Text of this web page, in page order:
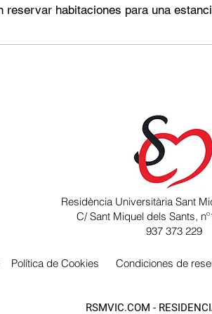
Contratación antes de continuar con
reservar habitaciones para una
está orientada a estancias
Residència Universitària Sant
C/ Sant Miquel dels Sants,
937 373 229
Política de Cookies Condiciones de
RSMVIC.COM -